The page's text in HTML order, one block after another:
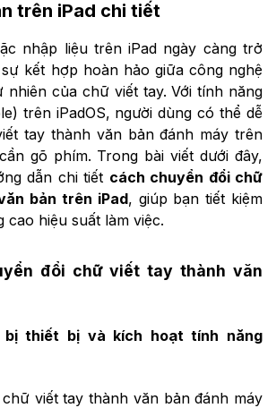
trên iPad chi tiết
nhập liệu trên iPad ngày càng trở
kết hợp hoàn hảo giữa công nghệ
nhiên của chữ viết tay. Với tính năng
trên iPadOS, người dùng có thể dễ
tay thành văn bản đánh máy trên
gõ phím. Trong bài viết dưới đây,
dẫn chi tiết cách chuyển đổi chữ
bản trên iPad, giúp bạn tiết kiệm
cao hiệu suất làm việc.
đổi chữ viết tay thành văn
bị thiết bị và kích hoạt tính năng
viết tay thành văn bản đánh máy